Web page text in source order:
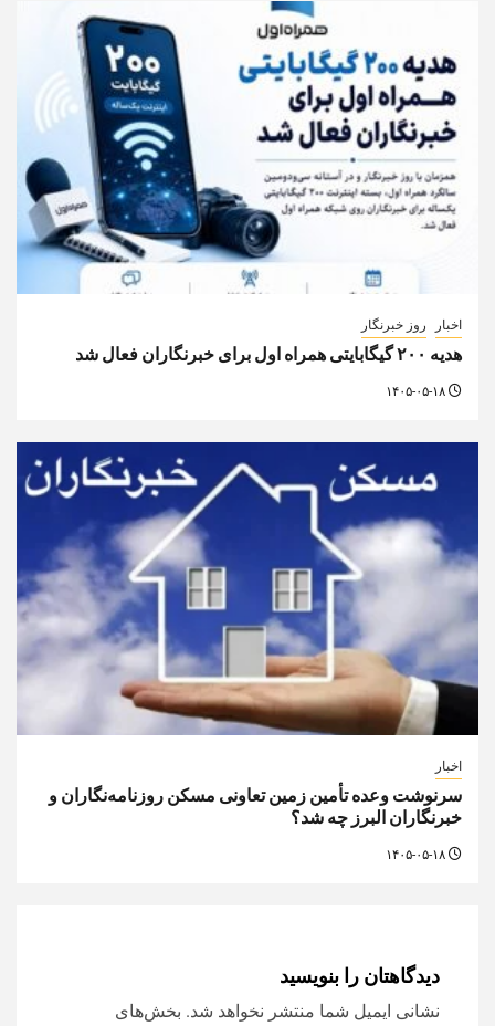
اخبار روز خبرنگار
هدیه ۲۰۰ گیگابایتی همراه اول برای خبرنگاران فعال شد
اخبار
سرنوشت وعده تأمین زمین تعاونی مسکن روزنامه‌نگاران و
خبرنگاران البرز چه شد؟
دیدگاهتان را بنویسید
نشانی ایمیل شما منتشر نخواهد شد. بخش‌های